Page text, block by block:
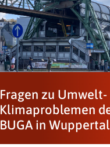
Fragen zu Umwelt-
Klimaproblemen
BUGA in Wuppertal